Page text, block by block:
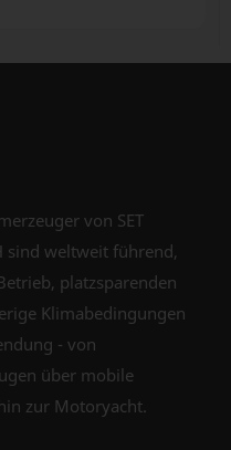
von SET
sind weltweit führend,
platzsparenden
Klimabedingungen
- von
über mobile
zur Motoryacht.